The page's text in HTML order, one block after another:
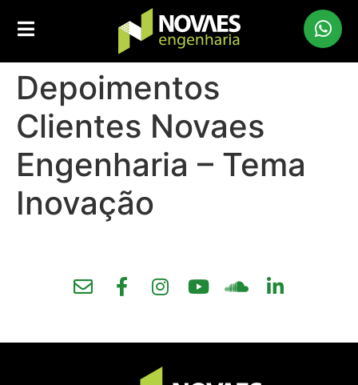
Depoimentos
Clientes Novaes
Engenharia – Tema
Inovação